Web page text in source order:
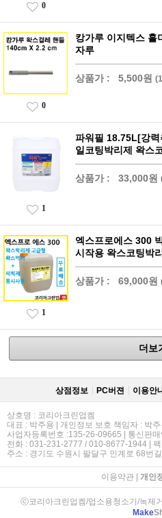
0
캉가루 이지텍스 홀
자루
상품가 : 5,500원
0
파워필 18.75L[강
일코팅박리제 왁스
상품가 : 33,000원
1
엑스프로에스 300
시작용 왁스코팅박
상품가 : 69,000원
1
더보
상점정보 PC버젼 이용안
상호명 : 코리아크린업켐
대표 : 박주용 | 개인정보 보호 책임자 : 박주
사업자등록번호 :135-26-09665 | 통신판
전화 : 031-231-2777 / 010-8677-1944 |
주소 : 경기도 수원시 팔달구 인계로 68번
이용약관| 개인
ⓒ코리아크린업켐/업소용청소기/녹제
Make